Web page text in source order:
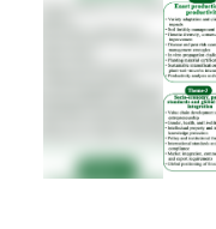
REGISTRAR